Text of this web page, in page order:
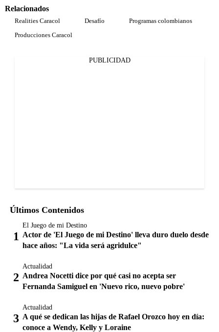
Relacionados
Realities Caracol Desafío
Programas colombianos
Producciones Caracol
PUBLICIDAD
Últimos Contenidos
El Juego de mi Destino
Actor de 'El Juego de mi Destino' lleva duro duelo desde
hace años: "La vida será agridulce"
Actualidad
Andrea Nocetti dice por qué casi no acepta ser
Fernanda Samiguel en 'Nuevo rico, nuevo pobre'
Actualidad
A qué se dedican las hijas de Rafael Orozco hoy en día:
conoce a Wendy, Kelly y Loraine